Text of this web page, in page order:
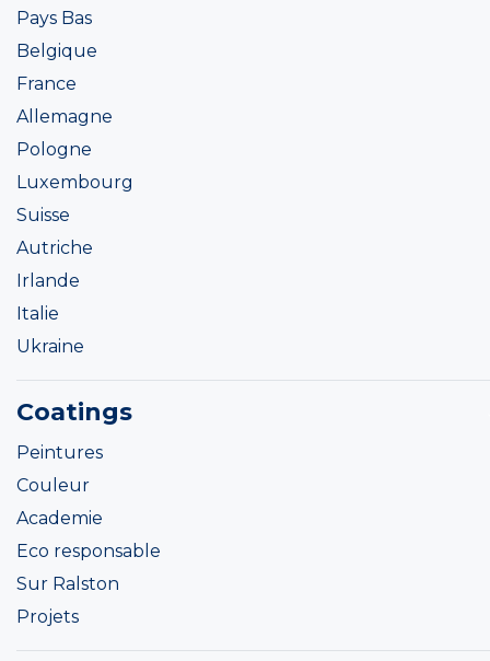
Pays Bas
Belgique
France
Allemagne
Pologne
Luxembourg
Suisse
Autriche
Irlande
Italie
Ukraine
Coatings
Peintures
Couleur
Academie
Eco responsable
Sur Ralston
Projets